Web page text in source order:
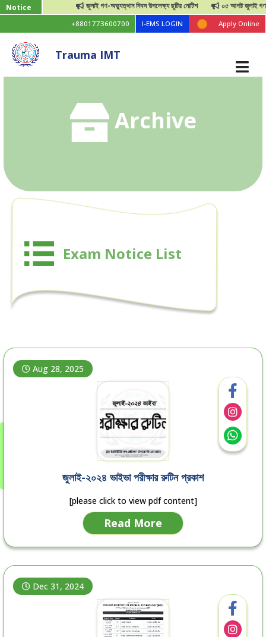
Notice জুলাই গণ-অভ্যুত্থান দিবস উপলেক্ষ্য ছুটির নোটিশ ০৫ আগষ্ট জুলাই
+8801773600700 I-EMS LOGIN Apply Online
Trauma IMT
Archive
Exam Notice List
Aug 28, 2025
জুলাই-২০২৪ ভাইভা পরীক্ষার রুটিন প্রকাশ
[please click to view pdf content]
Read More
Dec 31, 2024